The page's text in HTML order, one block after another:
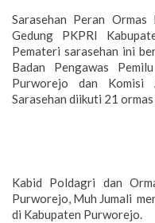
Sarasehan Peran
Gedung PKPRI
Pemateri sarasehan ini
Badan Pengawas
Purworejo dan Komisi
Sarasehan diikuti 21
Kabid Poldagri dan
Purworejo, Muh Jumali
di Kabupaten Purworejo.